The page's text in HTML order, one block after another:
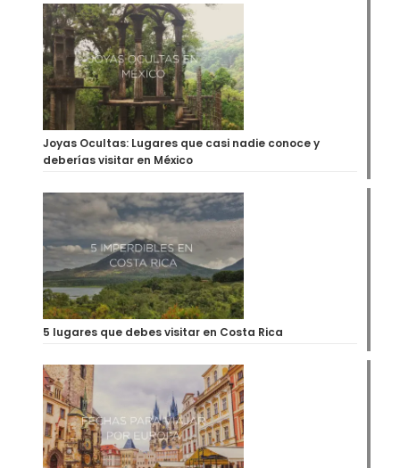
Joyas Ocultas: Lugares que casi nadie conoce y
deberías visitar en México
5 lugares que debes visitar en Costa Rica